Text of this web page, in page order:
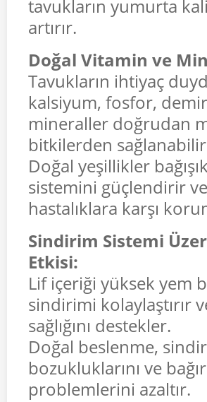
tavukların yumurta
artırır.
Doğal Vitamin ve
Tavukların ihtiyaç
kalsiyum, fosfor,
mineraller doğrudan
bitkilerden
Doğal yeşillikler
sistemini güçlendirir ve
hastalıklara karşı
Sindirim Sistemi
Etkisi:
Lif içeriği yüksek yem
sindirimi kolaylaştırır
sağlığını destekler.
Doğal beslenme,
bozukluklarını ve
problemlerini azaltır.